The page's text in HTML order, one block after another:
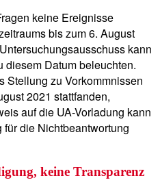
keine Ereignisse
bis zum 6. August
kann
diesem Datum beleuchten.
Stellung zu Vorkommnissen
2021 stattfanden,
auf die UA-Vorladung kann
die Nichtbeantwortung
keine Transparenz